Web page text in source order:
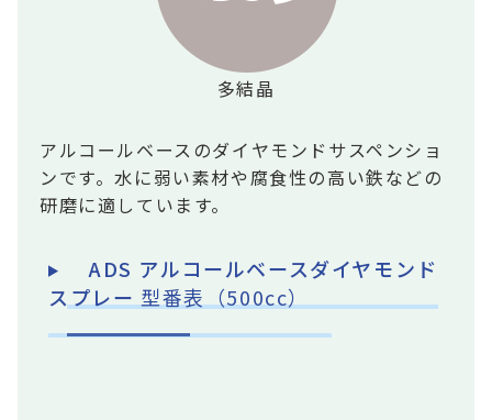
多結晶
アルコールベースのダイヤモンドサスペンショ
ンです。水に弱い素材や腐食性の高い鉄などの
研磨に適しています。
ADS アルコールベースダイヤモンド
スプレー 型番表（500cc）